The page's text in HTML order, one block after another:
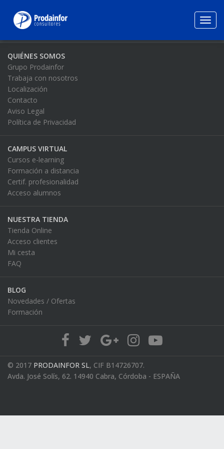
QUIÉNES SOMOS
Grupo Prodainfor
Trabaja con nosotros
Localización
Contacto
Aviso Legal
Política de Privacidad
CAMPUS VIRTUAL
Cursos e-learning
Formación a distancia
Certif. profesionalidad
Acceso alumnos
NUESTRA TIENDA
Tienda Online
Acceso clientes
Mi cesta
FAQ
BLOG
Novedades / Ofertas
Formación
© 2017 PRODAINFOR SL, CIF B14726707.
Avda. José Solís, 62. 14940 Cabra, Córdoba - ESPAÑA